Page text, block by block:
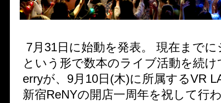
7月31日に始動を発表。 現在まで
という形で数本のライブ活動を続け
erryが、9月10日(木)に所属するVR
新宿ReNYの開店一周年を祝して行